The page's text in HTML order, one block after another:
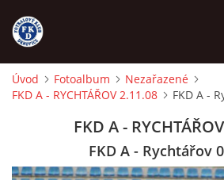
ÚVOD
Úvod Fotoalbum
Nezařazené
FKD A - RYCHTÁŘOV 2.11.08
FKD A -
FKD A -
FKD A - Rychtářov